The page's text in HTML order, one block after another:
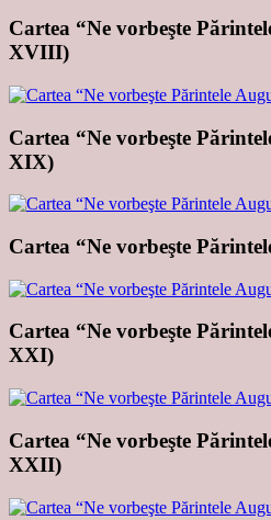
Cartea “Ne vorbeşte
XVIII)
Cartea “Ne vorbeşte
XIX)
Cartea “Ne vorbeşte
Cartea “Ne vorbeşte
XXI)
Cartea “Ne vorbeşte
XXII)